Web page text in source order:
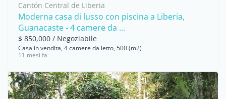
Cantón Central de Liberia
Moderna casa di lusso con piscina a Liberia,
Guanacaste - 4 camere da ...
$ 850,000 / Negoziabile
Casa in vendita, 4 camere da letto, 500 (m2)
11 mesi fa